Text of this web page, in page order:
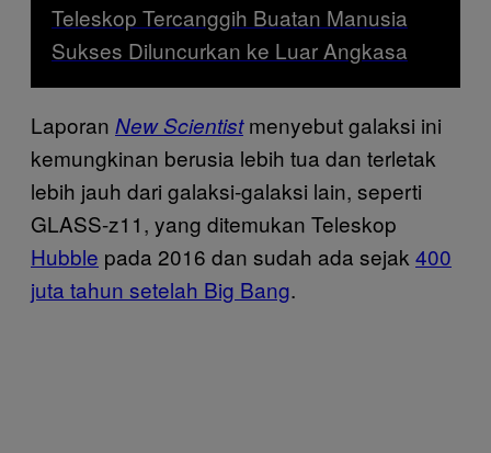
Teleskop Tercanggih Buatan Manusia
Sukses Diluncurkan ke Luar Angkasa
Laporan New Scientistmenyebut galaksi ini
kemungkinan berusia lebih tua dan terletak
lebih jauh dari galaksi-galaksi lain, seperti
GLASS-z11, yang ditemukan Teleskop
Hubble pada 2016 dan sudah ada sejak 400
juta tahun setelah Big Bang.